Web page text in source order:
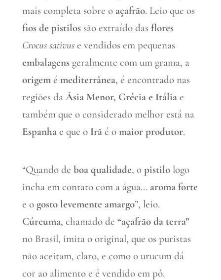
mais completa sobre o açafrão. Leio que os
fios de pistilossão extraído das flores
Crocus sativuse vendidos em pequenas
embalagensgeralmente com um grama, a
origem é mediterrânea, é encontrado nas
regiões da Ásia Menor, Grécia e Itáliae
também que o considerado melhor está na
Espanhae que o Irãé o maior produtor.
“Quando de boa qualidade, o pistilologo
incha em contato com a água… aroma forte
e o gosto levemente amargo”, leio.
Cúrcuma, chamado de “açafrão da terra”
no Brasil, imita o original, que os puristas
não aceitam, claro, e como o urucum dá
cor ao alimento e é vendido em pó.